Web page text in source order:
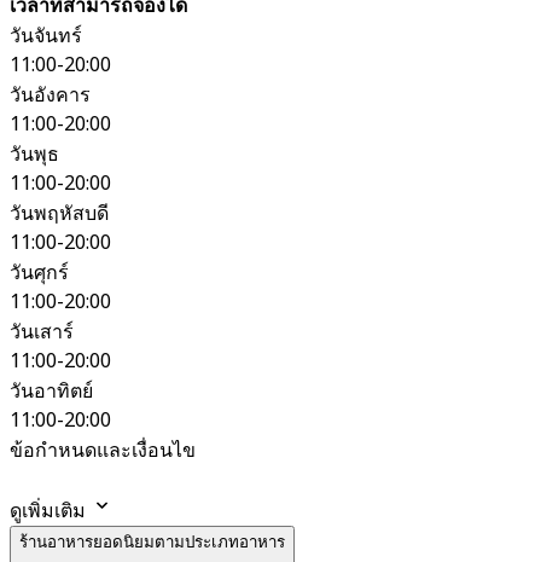
วันจันทร์
11:00-20:00
วันอังคาร
11:00-20:00
วันพุธ
11:00-20:00
วันพฤหัสบดี
11:00-20:00
วันศุกร์
11:00-20:00
วันเสาร์
11:00-20:00
วันอาทิตย์
11:00-20:00
ข้อกำหนดและเงื่อนไข
ดูเพิ่มเติม
ร้านอาหารยอดนิยมตามประเภทอาหาร